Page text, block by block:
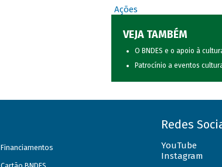
Ações
VEJA TAMBÉM
O BNDES e o apoio à
Patrocínio a eventos
Financiamentos
Redes
YouTube
Instagram